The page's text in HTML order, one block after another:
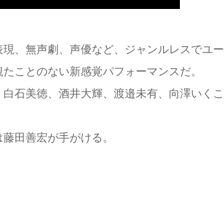
、無声劇、声優など、ジャンルレスでユー
ことのない新感覚パフォーマンスだ。
石美徳、酒井大輝、渡邉未有、向澤いくこ
田善宏が手がける。